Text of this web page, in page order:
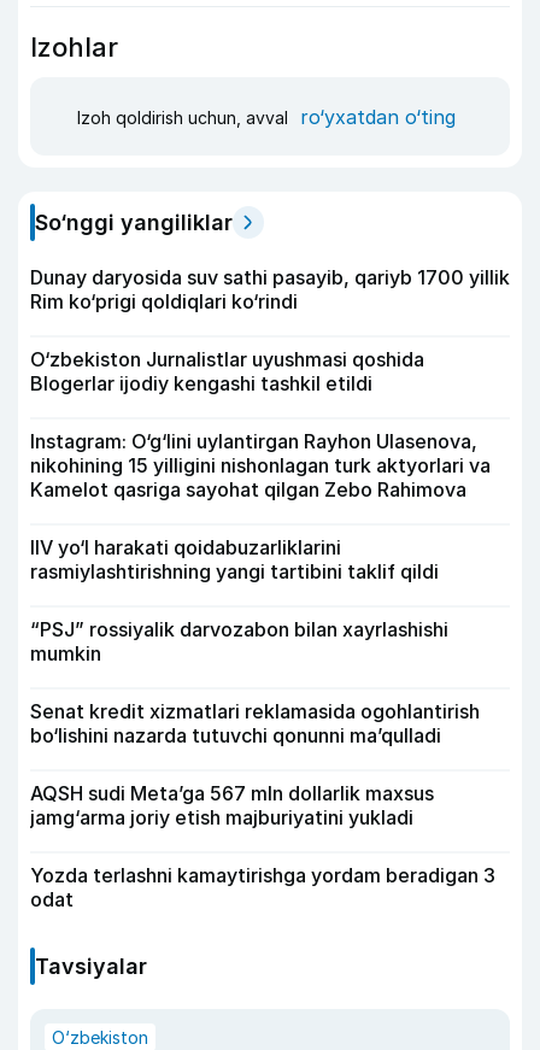
Izohlar
Izoh qoldirish uchun, avval ro‘yxatdan o‘ting
So‘nggi yangiliklar
Dunay daryosida suv sathi pasayib, qariyb 1700 yillik
Rim ko‘prigi qoldiqlari ko‘rindi
O‘zbekiston Jurnalistlar uyushmasi qoshida
Blogerlar ijodiy kengashi tashkil etildi
Instagram: O‘g‘lini uylantirgan Rayhon Ulasenova,
nikohining 15 yilligini nishonlagan turk aktyorlari va
Kamelot qasriga sayohat qilgan Zebo Rahimova
IIV yo‘l harakati qoidabuzarliklarini
rasmiylashtirishning yangi tartibini taklif qildi
“PSJ” rossiyalik darvozabon bilan xayrlashishi
mumkin
Senat kredit xizmatlari reklamasida ogohlantirish
bo‘lishini nazarda tutuvchi qonunni ma’qulladi
AQSH sudi Meta’ga 567 mln dollarlik maxsus
jamg‘arma joriy etish majburiyatini yukladi
Yozda terlashni kamaytirishga yordam beradigan 3
odat
Tavsiyalar
O‘zbekiston